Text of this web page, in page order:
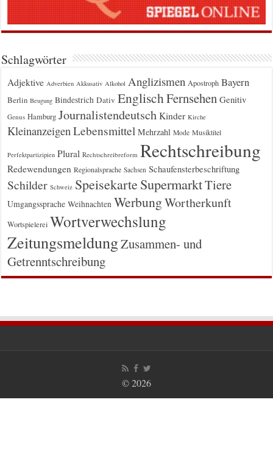
Schlagwörter
Adjektive Adverbien Akkusativ Alkohol Anglizismen Apostroph Bayern
Berlin Beugung Bindestrich Dativ EnglischFernsehen Genitiv
Genus Hamburg Journalistendeutsch Kinder Kirche
KleinanzeigenLebensmittel Mehrzahl Mode Musiktitel
Perfektpartizipien Plural Rechtschreibreform Rechtschreibung
Redewendungen Regionalsprache Sachsen Schaufensterbeschriftung
Schilder Schweiz Speisekarte SupermarktTiere
Umgangssprache Weihnachten WerbungWortherkunft
Wortspielerei Wortverwechslung
ZeitungsmeldungZusammen- und
Getrenntschreibung
© 2026